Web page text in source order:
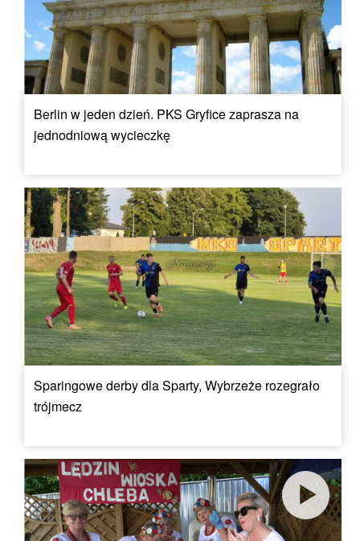
Berlin w jeden dzień. PKS Gryfice zaprasza na
jednodniową wycieczkę
Sparingowe derby dla Sparty, Wybrzeże rozegrało
trójmecz